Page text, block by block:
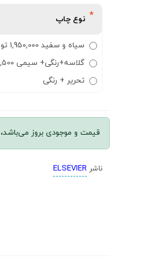
نوع چاپ
سیاه و سفید 1,950,000 تومان کسر مبلغ
گلاسه+رنگی+ سیمی 9,652,500 تومان
تحریر + رنگی
قیمت و موجودی بروز می‌باشد،
ناشرELSEVIER